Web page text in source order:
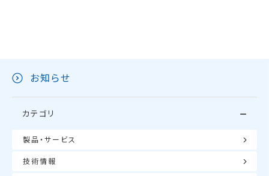
お知らせ
カテゴリ
製品・サービス
技術情報